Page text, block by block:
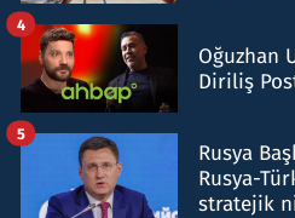
Oğuzhan
Diriliş
4
Rusya
Rusya-
stratejik
5